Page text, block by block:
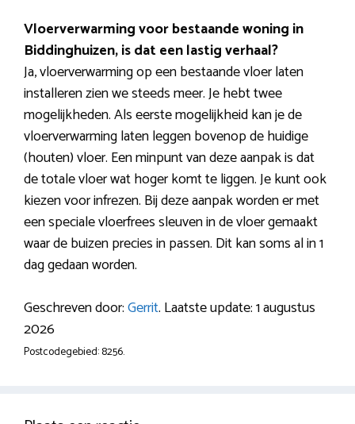
Vloerverwarming voor bestaande woning in
Biddinghuizen, is dat een lastig verhaal?
Ja, vloerverwarming op een bestaande vloer laten
installeren zien we steeds meer. Je hebt twee
mogelijkheden. Als eerste mogelijkheid kan je de
vloerverwarming laten leggen bovenop de huidige
(houten) vloer. Een minpunt van deze aanpak is dat
de totale vloer wat hoger komt te liggen. Je kunt ook
kiezen voor infrezen. Bij deze aanpak worden er met
een speciale vloerfrees sleuven in de vloer gemaakt
waar de buizen precies in passen. Dit kan soms al in 1
dag gedaan worden.
Geschreven door:Gerrit. Laatste update: 1 augustus
2026
Postcodegebied: 8256.